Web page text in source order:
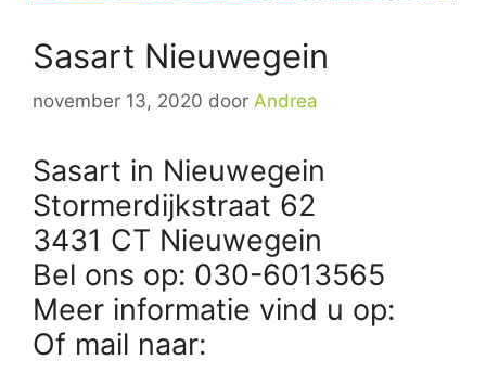
Sasart Nieuwegein
november 13, 2020 door Andrea
Sasart in Nieuwegein
Stormerdijkstraat 62
3431 CT Nieuwegein
Bel ons op: 030-6013565
Meer informatie vind u op:
Of mail naar: